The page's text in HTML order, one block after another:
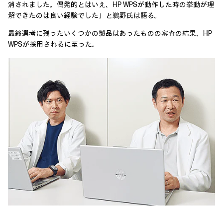
消されました。偶発的とはいえ、HP WPSが動作した時の挙動が理
解できたのは良い経験でした」と鵜野氏は語る。
最終選考に残ったいくつかの製品はあったものの審査の結果、HP
WPSが採用されるに至った。